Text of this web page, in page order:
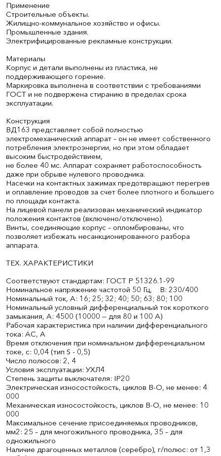
Применение
Строительные объекты.
Жилищно-коммунальное хозяйство и офисы.
Промышленные здания.
Электрифицированные рекламные конструкции.
Материалы
Корпус и детали выполнены из пластика, не
поддерживающего горение.
Маркировка выполнена в соответствии с требованиями
ГОСТ и не подвержена стиранию в пределах срока
эксплуатации.
Конструкция
ВД163 представляет собой полностью
электромеханический аппарат – он не имеет собственного
потребления электроэнергии, но при этом обладает
высоким быстродействием,
не более 40 мс. Аппарат сохраняет работоспособность
даже при обрыве нулевого проводника.
Насечки на контактных зажимах предотвращают перегрев
и оплавление проводов за счет более плотного и большего
по площади контакта.
На лицевой панели реализован механический индикатор
положения контактов (включено/отключено).
Винты, соединяющие корпус – опломбированы, что
позволяет избежать несанкционированного разбора
аппарата.
ТЕХ. ХАРАКТЕРИСТИКИ
Соответствуют стандартам: ГОСТ Р 51326.1-99
Номинальное напряжение частотой 50 Гц, В: 230/400
Номинальный ток, А: 16; 25; 32; 40; 50; 63; 80; 100
Номинальный условный дифференциальный ток короткого
замыкания, А: 4500 (10000 — для 80 и 100 А)
Рабочая характеристика при наличии дифференциального
тока: AС, А
Время отключения при номинальном дифференциальном
токе, с: 0,04 (тип S - 0,5)
Число полюсов: 2, 4
Условия эксплуатации: УХЛ4
Степень защиты выключателя: IP20
Электрическая износостойкость, циклов В-О, не менее: 4
000
Механическая износостойкость, циклов В-О, не менее: 10
000
Максимальное сечение присоединяемых проводников,
мм2: 25 – для многожильного проводника, 35 – для
одножильного
Наличие драгоценных металлов (серебро), г/полюс: от 1,3